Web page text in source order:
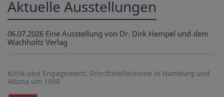
Aktuelle Ausstellungen
06.07.2026 Eine Ausstellung von Dr. Dirk Hempel und dem
Wachholtz Verlag
Kritik und Engagement. Schriftstellerinnen in Hamburg und
Altona um 1900